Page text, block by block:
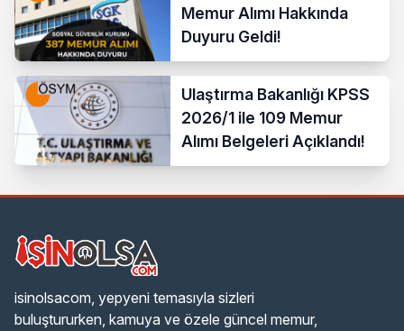
Memur Alımı Hakkında
Duyuru Geldi!
Ulaştırma Bakanlığı KPSS
2026/1 ile 109 Memur
Alımı Belgeleri Açıklandı!
isinolsacom, yepyeni temasıyla sizleri
buluştururken, kamuya ve özele güncel memur,